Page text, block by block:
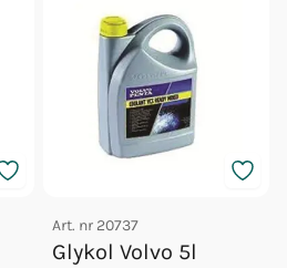
Art. nr 20737
Glykol Volvo 5l